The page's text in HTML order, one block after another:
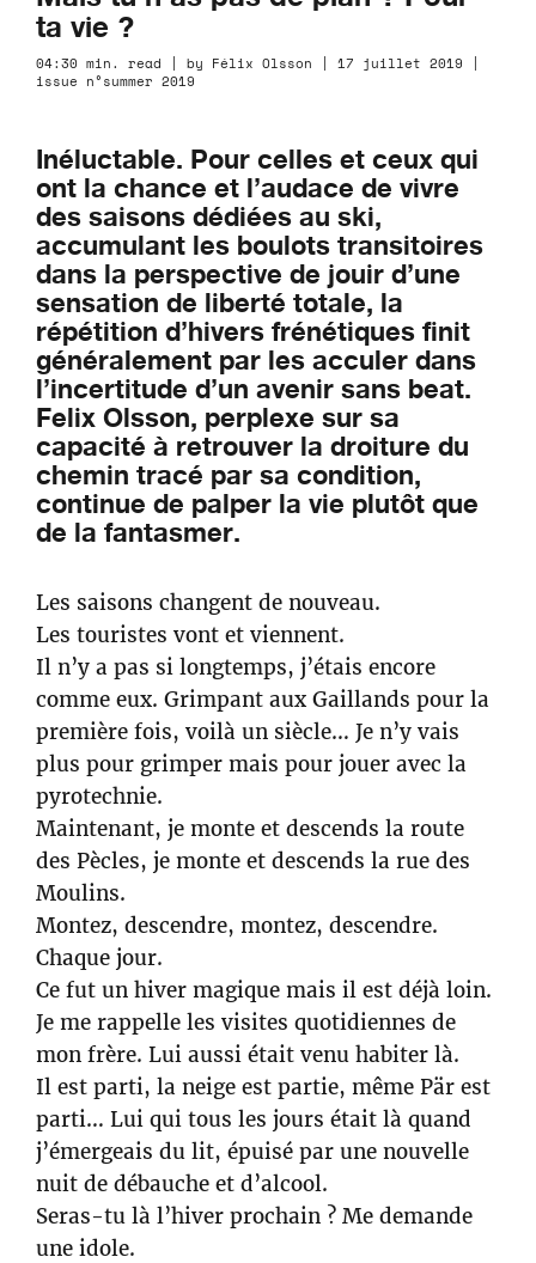
ta vie ?
04:30 min. read | by Félix Olsson | 17 juillet 2019 |
issue n°summer 2019
Inéluctable. Pour celles et ceux qui
ont la chance et l’audace de vivre
des saisons dédiées au ski,
accumulant les boulots transitoires
dans la perspective de jouir d’une
sensation de liberté totale, la
répétition d’hivers frénétiques finit
généralement par les acculer dans
l’incertitude d’un avenir sans beat.
Felix Olsson, perplexe sur sa
capacité à retrouver la droiture du
chemin tracé par sa condition,
continue de palper la vie plutôt que
de la fantasmer.
Les saisons changent de nouveau.
Les touristes vont et viennent.
Il n’y a pas si longtemps, j’étais encore
comme eux. Grimpant aux Gaillands pour la
première fois, voilà un siècle… Je n’y vais
plus pour grimper mais pour jouer avec la
pyrotechnie.
Maintenant, je monte et descends la route
des Pècles, je monte et descends la rue des
Moulins.
Montez, descendre, montez, descendre.
Chaque jour.
Ce fut un hiver magique mais il est déjà loin.
Je me rappelle les visites quotidiennes de
mon frère. Lui aussi était venu habiter là.
Il est parti, la neige est partie, même Pär est
parti… Lui qui tous les jours était là quand
j’émergeais du lit, épuisé par une nouvelle
nuit de débauche et d’alcool.
Seras-tu là l’hiver prochain ? Me demande
une idole.